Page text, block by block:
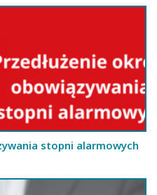
stopni alarmowych